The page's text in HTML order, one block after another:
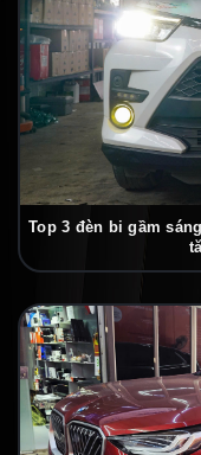
Top 3 đèn bi gầm